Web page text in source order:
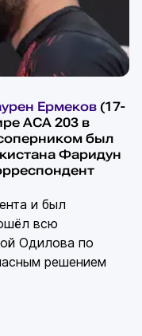
Ермеков (17-
АСА 203 в
был
Фаридун
и был
всю
Одилова по
решением